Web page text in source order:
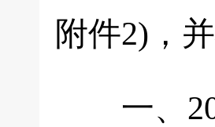
附件2)，
一、